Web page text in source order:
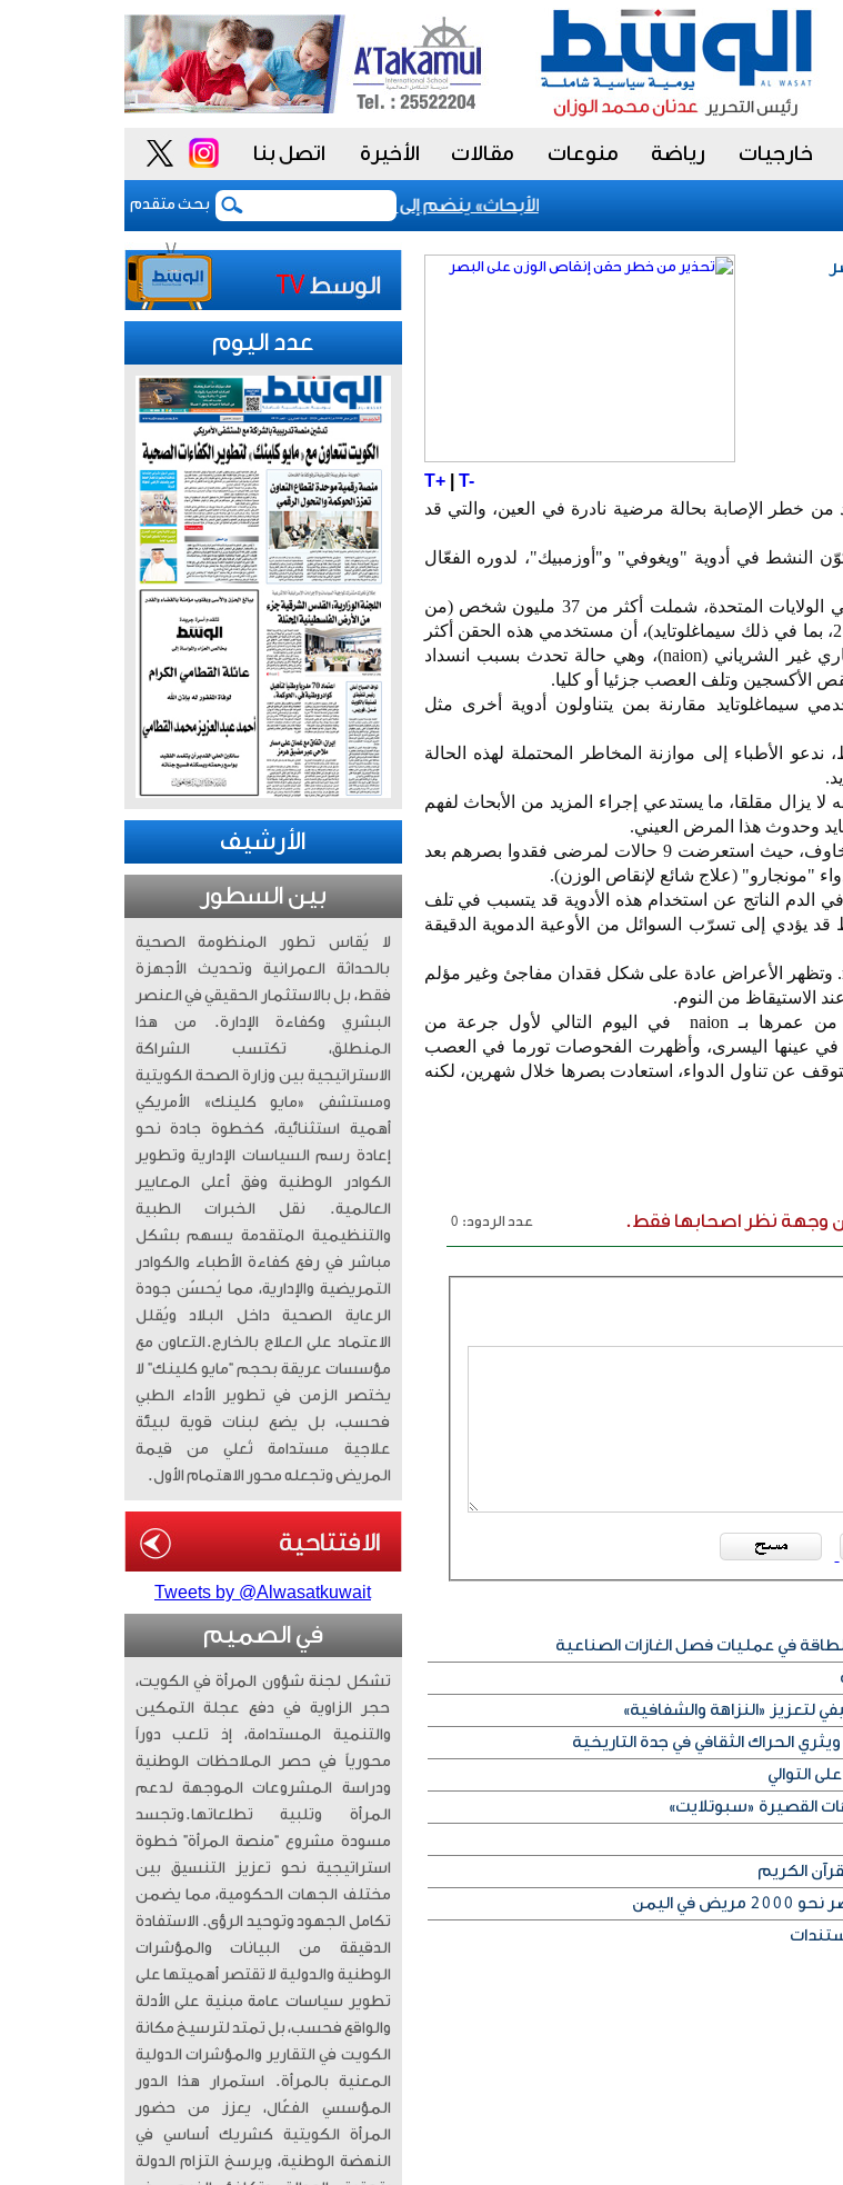
خارجيات رياضة منوعات مقالات الأخيرة اتصل بنا
بحث متقدم
«الأبحاث» ينضم إلى مشروع «أداء» للسلوك الوظيفي لتعزيز «النزاهة
T+| T-
خطر الإصابة بحالة مرضية نادرة في العين، والتي قد
النشط في أدوية "ويغوفي" و"أوزمبيك"، لدوره الفعّال
ومع ذلك، كشفت دراسة أجرتها جامعة جونز هوبكنز في الولايات المتحدة، شملت أكثر من 37 مليون شخص (من
بينهم 166932 مريضا يتناولون أدوية السكري من النوع 2، بما في ذلك سيماغلوتايد)، أن مستخدمي هذه الحقن أكثر
عرضة للإصابة باعتلال العصب البصري الأمامي الإقفاري غير الشرياني (naion)، وهي حالة تحدث بسبب انسداد
الأكسجين وتلف العصب جزئيا أو كليا.
سيماغلوتايد مقارنة بمن يتناولون أدوية أخرى مثل
الأطباء إلى موازنة المخاطر المحتملة لهذه الحالة
لا يزال مقلقا، ما يستدعي إجراء المزيد من الأبحاث لفهم
ودعمت دراسة أخرى، نشرت الشهر الماضي، هذه المخاوف، حيث استعرضت 9 حالات لمرضى فقدوا بصرهم بعد
"مونجارو" (علاج شائع لإنقاص الوزن).
الدم الناتج عن استخدام هذه الأدوية قد يتسبب في تلف
قد يؤدي إلى تسرّب السوائل من الأوعية الدموية الدقيقة
جدير بالذكر أنه لا يوجد حتى الآن علاج فعّال لحالة naion. وتظهر الأعراض عادة على شكل فقدان مفاجئ وغير مؤلم
الاستيقاظ من النوم.
وفي إحدى الحالات، أصيبت امرأة في الخمسينيات من عمرها بـ naion في اليوم التالي لأول جرعة من
في عينها اليسرى، وأظهرت الفحوصات تورما في العصب
عن تناول الدواء، استعادت بصرها خلال شهرين، لكنه
عن وجهة نظر اصحابها فقط.
عدد الردود: 0
في عمليات فصل الغازات الصناعية
لتعزيز «النزاهة والشفافية»
الحراك الثقافي في جدة التاريخية
التوالي
القصيرة «سبوتلايت»
الكريم
اليمن
عدد اليوم
الأرشيف
بين السطور
لا يُقاس تطور المنظومة الصحية
بالحداثة العمرانية وتحديث الأجهزة
فقط، بل بالاستثمار الحقيقي في العنصر
البشري وكفاءة الإدارة. من هذا
المنطلق، تكتسب الشراكة
الاستراتيجية بين وزارة الصحة الكويتية
ومستشفى «مايو كلينك» الأمريكي
أهمية استثنائية، كخطوة جادة نحو
إعادة رسم السياسات الإدارية وتطوير
الكوادر الوطنية وفق أعلى المعايير
العالمية. ​ نقل الخبرات الطبية
والتنظيمية المتقدمة يسهم بشكل
مباشر في رفع كفاءة الأطباء والكوادر
التمريضية والإدارية، مما يُحسّن جودة
الرعاية الصحية داخل البلاد ويُقلل
الاعتماد على العلاج بالخارج. ​التعاون مع
مؤسسات عريقة بحجم “مايو كلينك” لا
يختصر الزمن في تطوير الأداء الطبي
فحسب، بل يضع لبنات قوية لبيئة
علاجية مستدامة تُعلي من قيمة
المريض وتجعله محور الاهتمام الأول.
Tweets by @Alwasatkuwait
في الصميم
تشكل لجنة شؤون المرأة في الكويت،
حجر الزاوية في دفع عجلة التمكين
والتنمية المستدامة، إذ تلعب دوراً
محورياً في حصر الملاحظات الوطنية
ودراسة المشروعات الموجهة لدعم
المرأة وتلبية تطلعاتها. ​وتجسد
مسودة مشروع “منصة المرأة” خطوة
استراتيجية نحو تعزيز التنسيق بين
مختلف الجهات الحكومية، مما يضمن
تكامل الجهود وتوحيد الرؤى. الاستفادة
الدقيقة من البيانات والمؤشرات
الوطنية والدولية لا تقتصر أهميتها على
تطوير سياسات عامة مبنية على الأدلة
والواقع فحسب، بل تمتد لترسيخ مكانة
الكويت في التقارير والمؤشرات الدولية
المعنية بالمرأة. ​ استمرار هذا الدور
المؤسسي الفعّال، يعزز من حضور
المرأة الكويتية كشريك أساسي في
النهضة الوطنية، ويرسخ التزام الدولة